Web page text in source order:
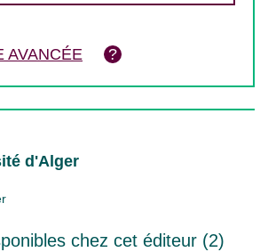
AVANCÉE
d'Alger
chez cet éditeur (2)